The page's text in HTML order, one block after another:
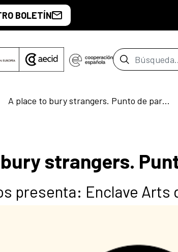
BOLETÍN
Barra de
A place to bury strangers. Punto de partida
strangers.
presenta: Enclave Arts